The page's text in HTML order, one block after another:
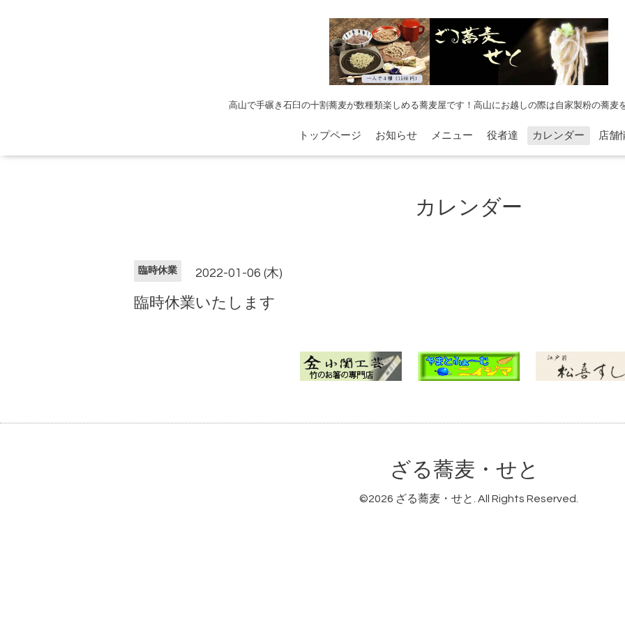
高山で手碾き石臼の十割蕎麦が数種類楽しめる蕎麦屋です！高山にお越しの際は自家製粉の蕎麦
トップページ お知らせ メニュー 役者達 カレンダー 店舗
カレンダー
臨時休業 2022-01-06 (木)
臨時休業いたします
ざる蕎麦・せと
©2026 ざる蕎麦・せと. All Rights Reserved.